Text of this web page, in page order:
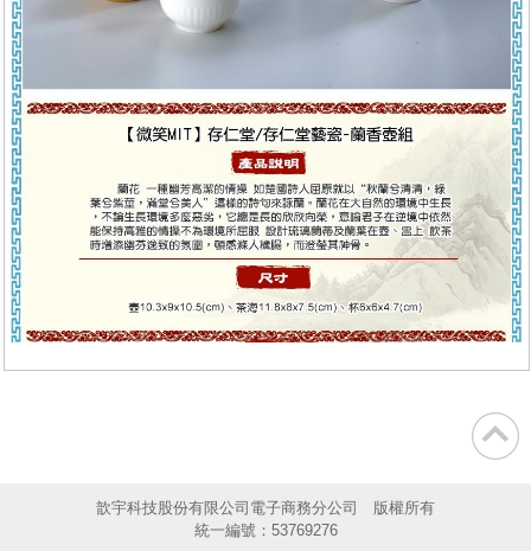
歆宇科技股份有限公司電子商務分公司 版權所有
統一編號：53769276